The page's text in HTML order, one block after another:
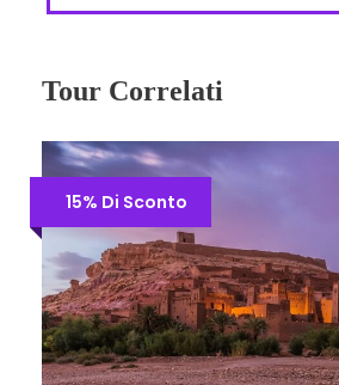
Tour Correlati
15% Di Sconto